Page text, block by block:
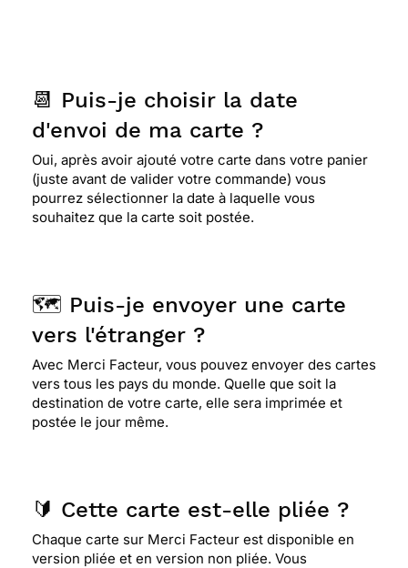
📆 Puis-je choisir la date
d'envoi de ma carte ?
Oui, après avoir ajouté votre carte dans votre panier
(juste avant de valider votre commande) vous
pourrez sélectionner la date à laquelle vous
souhaitez que la carte soit postée.
🗺️ Puis-je envoyer une carte
vers l'étranger ?
Avec Merci Facteur, vous pouvez envoyer des cartes
vers tous les pays du monde. Quelle que soit la
destination de votre carte, elle sera imprimée et
postée le jour même.
🔰 Cette carte est-elle pliée ?
Chaque carte sur Merci Facteur est disponible en
version pliée et en version non pliée. Vous